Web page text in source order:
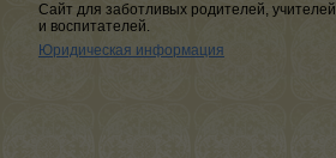
Сайт для заботливых родителей, учителей
и воспитателей.
Юридическая информация